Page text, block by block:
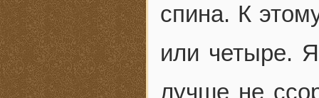
спина. К
или четыре.
лучше не